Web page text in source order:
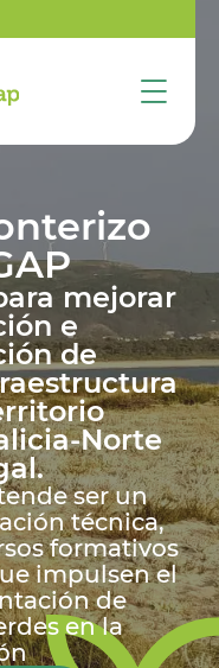
mejorar
e
de
Norte
ser un
técnica,
formativos
impulsen el
de
en la